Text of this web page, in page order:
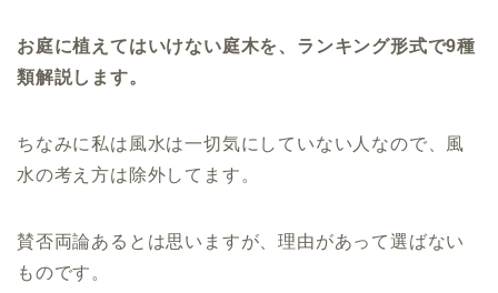
お庭に植えてはいけない庭木を、ランキング形式で9種
類解説します。
ちなみに私は風水は一切気にしていない人なので、風
水の考え方は除外してます。
賛否両論あるとは思いますが、理由があって選ばない
ものです。